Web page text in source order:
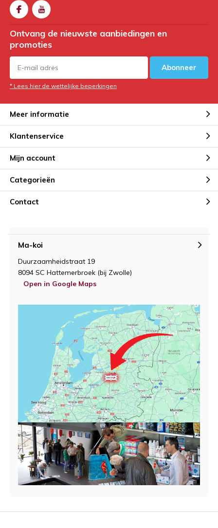
Ontvang de nieuwste aanbiedingen en
promoties
Abonneer
* Lees hier de wettelijke beperkingen
Meer informatie
Klantenservice
Mijn account
Categorieën
Contact
Ma-koi
Duurzaamheidstraat 19
8094 SC Hattemerbroek (bij Zwolle)
Open in Google Maps